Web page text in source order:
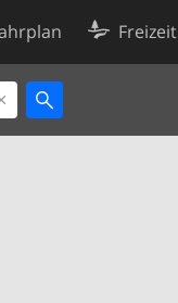
Freizeit
Richtlinie
Einstellungen